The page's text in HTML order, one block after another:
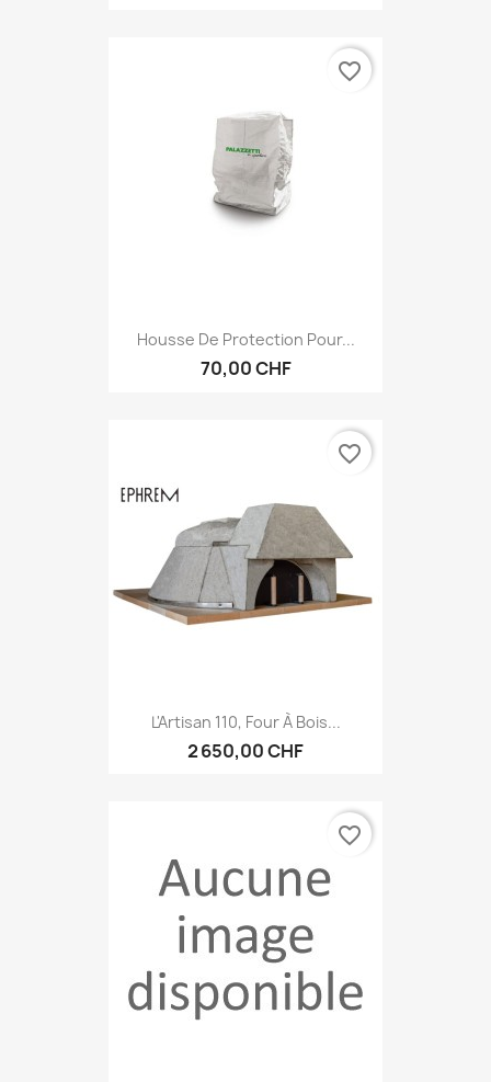
Housse De Protection Pour...
70,00 CHF
favorite_border
L'Artisan 110, Four À Bois...
2 650,00 CHF
favorite_border
favorite_border